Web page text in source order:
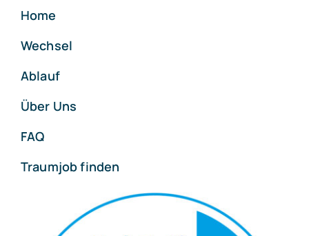
Home
Wechsel
Ablauf
Über Uns
FAQ
Traumjob finden